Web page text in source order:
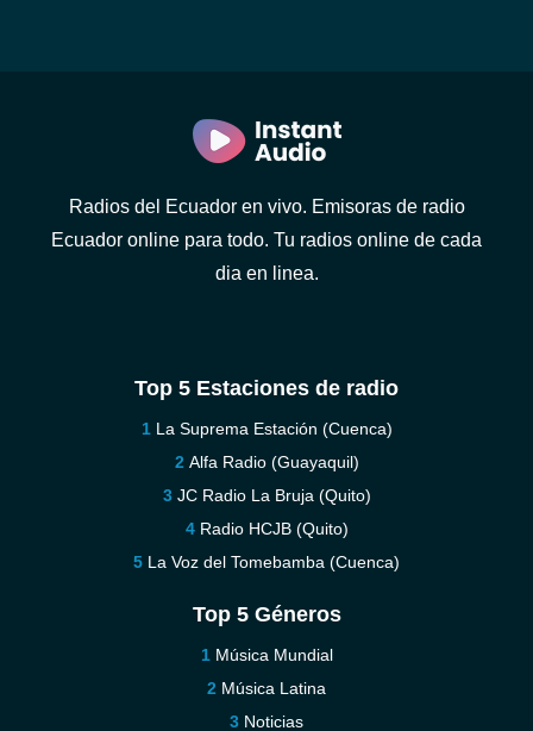
Radios del Ecuador en vivo. Emisoras de radio
Ecuador online para todo. Tu radios online de cada
dia en linea.
Top 5 Estaciones de radio
La Suprema Estación (Cuenca)
Alfa Radio (Guayaquil)
JC Radio La Bruja (Quito)
Radio HCJB (Quito)
La Voz del Tomebamba (Cuenca)
Top 5 Géneros
Música Mundial
Música Latina
Noticias